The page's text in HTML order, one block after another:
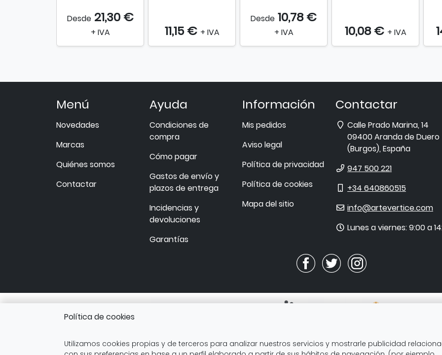
Desde 21,30 €
+ IVA 11,15 € + IVA
Desde 10,78 €
+ IVA 10,08 € + IVA
Menú
Novedades
Marcas
Quiénes somos
Contactar
Ayuda
Condiciones de
compra
Cómo pagar
Gastos de envío y
plazos de entrega
Incidencias y
devoluciones
Garantías
Información
Mis pedidos
Aviso legal
Política de privacidad
Política de cookies
Mapa del sitio
Contactar
Dirección
Calle Prado Marina, 14
09400Aranda de Duero
(Burgos), España
Teléfono
947 500 221
Móvil
+34 640860515
E-
info@artevertice.com
Horario
Lunes a viernes: 9:00 a
ARANDA ARTE-VÉRTICE SL ha recibido servicios de apoyo a la digitalización
Política de cookies
Utilizamos cookies propias y de terceros para analizar nuestros servicios y mostrarle publicidad